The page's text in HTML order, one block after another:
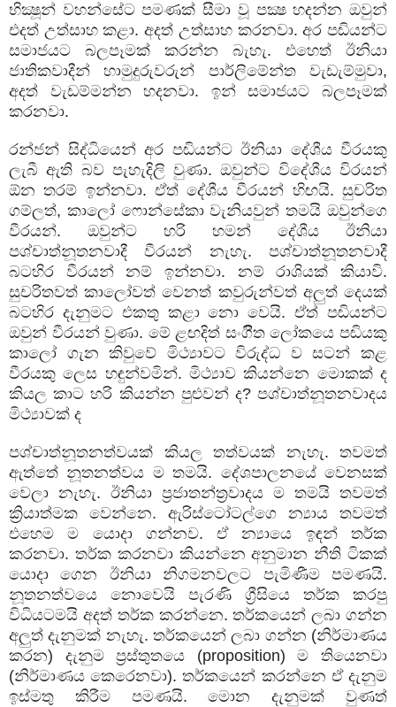
භික්‍ෂූන් වහන්සේට පමණක් සීමා වූ පක්‍ෂ හදන්න ඔවුන්
එදත් උත්සාහ කළා. අදත් උත්සාහ කරනවා. අර පඬියන්ට
සමාජයට බලපෑමක් කරන්න බැහැ. එහෙත් ඊනියා
ජාතිකවාදීන් හාමුදුරුවරුන් පාර්ලිමේන්ත වැඩැම්මුවා,
අදත් වැඩම්මන්න හදනවා. ඉන් සමාජයට බලපෑමක්
කරනවා.
රන්ජන් සිද්ධියෙන් අර පඬියන්ට ඊනියා දේශීය වීරයකු
ලැබී ඇති බව පැහැදිලි වුණා. ඔවුන්ට විදේශීය විරයන්
ඕන තරම් ඉන්නවා. ඒත් දේශීය වීරයන් හිඟයි. සුචරිත
ගම්ලත්, කාලෝ ෆොන්සේකා වැනියවුන් තමයි ඔවුන්ගෙ
වීරයන්. ඔවුන්ට හරි හමන් දේශීය ඊනියා
පශ්චාත්නූතනවාදී වීරයන් නැහැ. පශ්චාත්නූතනවාදී
බටහිර වීරයන් නම් ඉන්නවා. නම් රාශියක් කියාවි.
සුචරිතවත් කාලෝවත් වෙනත් කවුරුන්වත් අලුත් දෙයක්
බටහිර දැනුමට එකතු කළා නො වෙයි. ඒත් පඬියන්ට
ඔවුන් වීරයන් වුණා. මේ ළඟදිත් සංගීිත ලෝකයෙ පඬියකු
කාලෝ ගැන කිවුවේ මිථ්‍යාවට විරුද්ධ ව සටන් කළ
වීරයකු ලෙස හඳුන්වමින්. මිථ්‍යාව කියන්නෙ මොකක් ද
කියල කාට හරි කියන්න පුළුවන් ද?පශ්චාත්නූතනවාදය
මිථ්‍යාවක් ද
පශ්චාත්නූතනත්වයක් කියල තත්වයක් නැහැ. තවමත්
ඇත්තේ නූතනත්වය ම තමයි. දේශපාලනයේ වෙනසක්
වෙලා නැහැ. ඊනියා ප්‍රජාතන්ත්‍රවාදය ම තමයි තවමත්
ක්‍රියාත්මක වෙන්නෙ. ඇරිස්ටෝටල්ගෙ න්‍යාය තවමත්
එහෙම ම යොදා ගන්නව. ඒ න්‍යායෙ ඉඳන් තර්ක
කරනවා. තර්ක කරනවා කියන්නෙ අනුමාන නීති ටිකක්
යොදා ගෙන ඊනියා නිගමනවලට පැමිණීම පමණයි.
නූතනත්වයෙ නොවෙයි පැරණි ග්‍රීසියෙ තර්ක කරපු
විධියටමයි අදත් තර්ක කරන්නෙ. තර්කයෙන් ලබා ගන්න
අලුත් දැනුමක් නැහැ. තර්කයෙන් ලබා ගන්න (නිර්මාණය
කරන) දැනුම ප්‍රස්තුතයෙ (proposition) ම තියෙනවා
(නිර්මාණය කෙරෙනවා). තර්කයෙන් කරන්නෙ ඒ දැනුම
ඉස්මතු කිරීම පමණයි. මොන දැනුමක් වුණත්